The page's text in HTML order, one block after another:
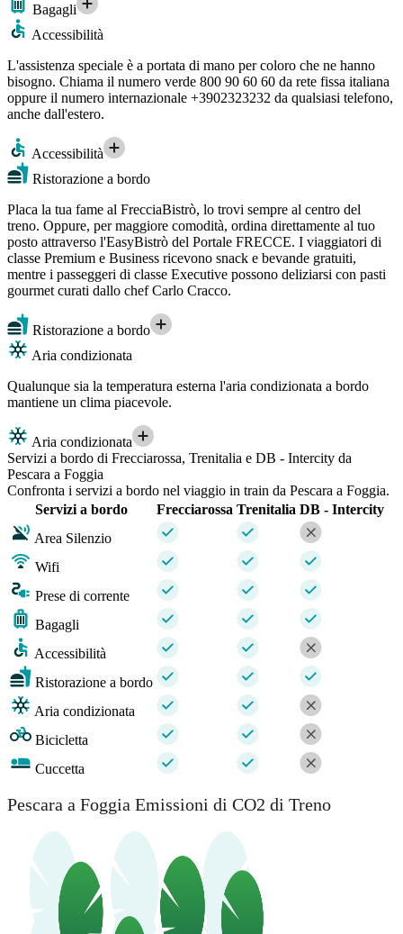
Bagagli
Accessibilità
L'assistenza speciale è a portata di mano per coloro che ne hanno
bisogno. Chiama il numero verde 800 90 60 60 da rete fissa italiana
oppure il numero internazionale +3902323232 da qualsiasi telefono,
anche dall'estero.
Accessibilità
Ristorazione a bordo
Placa la tua fame al FrecciaBistrò, lo trovi sempre al centro del
treno. Oppure, per maggiore comodità, ordina direttamente al tuo
posto attraverso l'EasyBistrò del Portale FRECCE. I viaggiatori di
classe Premium e Business ricevono snack e bevande gratuiti,
mentre i passeggeri di classe Executive possono deliziarsi con pasti
gourmet curati dallo chef Carlo Cracco.
Ristorazione a bordo
Aria condizionata
Qualunque sia la temperatura esterna l'aria condizionata a bordo
mantiene un clima piacevole.
Aria condizionata
Servizi a bordo di Frecciarossa, Trenitalia e DB - Intercity da
Pescara a Foggia
Confronta i servizi a bordo nel viaggio in train da Pescara a Foggia.
Servizi a bordo
Frecciarossa Trenitalia DB - Intercity
Area Silenzio
Wifi
Prese di corrente
Bagagli
Accessibilità
Ristorazione a bordo
Aria condizionata
Bicicletta
Cuccetta
Pescara a Foggia Emissioni di CO2 di Treno